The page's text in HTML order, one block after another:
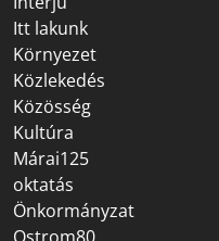
Itt lakunk
Környezet
Közlekedés
Közösség
Kultúra
Márai125
oktatás
Önkormányzat